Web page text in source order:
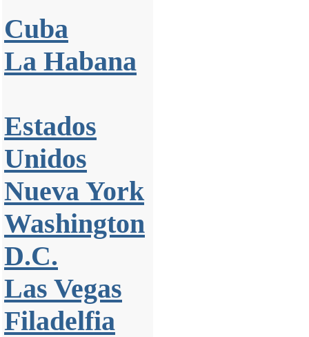
Cuba
La Habana
Estados
Unidos
Nueva York
Washington
D.C.
Las Vegas
Filadelfia